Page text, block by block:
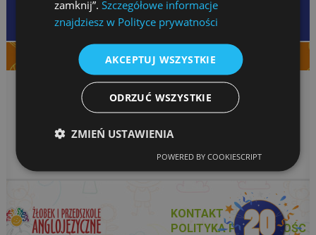
Bajki Pana Kleksa.
KONTAKT
POLITYKA PRYWATNOŚC
zamknij”.Szczegółowe informacje
znajdziesz w Polityce prywatności
AKCEPTUJ WSZYSTKIE
ODRZUĆ WSZYSTKIE
ZMIEŃ USTAWIENIA
POWERED BY COOKIESCRIPT